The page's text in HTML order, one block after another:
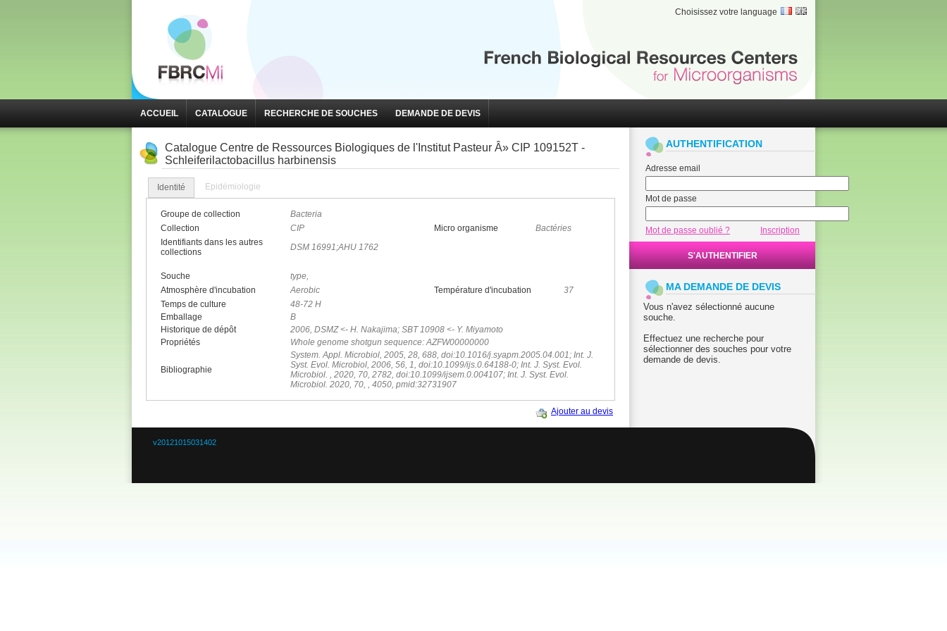
Choisissez votre language
ACCUEIL CATALOGUE RECHERCHE DE SOUCHES DEMANDE DE DEVIS
Catalogue Centre de Ressources Biologiques de l'Institut Pasteur Â» CIP 109152T -
Schleiferilactobacillus harbinensis
Identité Epidémiologie
Groupe de collection
Bacteria
Collection
CIP Micro organisme
Bactéries
Identifiants dans les autres
collections
DSM 16991;AHU 1762
Souche
type,
Atmosphère d'incubation
Aerobic Température d'incubation
37
Temps de culture
48-72 H
Emballage
B
Historique de dépôt
2006, DSMZ <- H. Nakajima; SBT 10908 <- Y. Miyamoto
Propriétés
Whole genome shotgun sequence: AZFW00000000
Bibliographie
System. Appl. Microbiol, 2005, 28, 688, doi:10.1016/j.syapm.2005.04.001; Int. J.
Syst. Evol. Microbiol, 2006, 56, 1, doi:10.1099/ijs.0.64188-0; Int. J. Syst. Evol.
Microbiol. , 2020, 70, 2782, doi:10.1099/ijsem.0.004107; Int. J. Syst. Evol.
Microbiol. 2020, 70, , 4050, pmid:32731907
Ajouter au devis
AUTHENTIFICATION
Adresse email
Mot de passe
Mot de passe oublié ? Inscription
S'AUTHENTIFIER
MA DEMANDE DE DEVIS
Vous n'avez sélectionné aucune
souche.
Effectuez une recherche pour
sélectionner des souches pour votre
demande de devis.
v20121015031402